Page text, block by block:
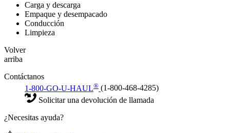
Carga y descarga
Empaque y desempacado
Conducción
Limpieza
Volver
arriba
Contáctanos
1-800-GO-U-HAUL® (1-800-468-4285)
Solicitar una devolución de llamada
¿Necesitas ayuda?